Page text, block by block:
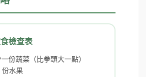
檢查表
份蔬菜（比拳頭大一點）
份水果